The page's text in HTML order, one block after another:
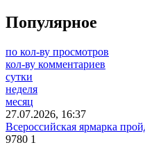
Популярное
по кол-ву просмотров
кол-ву комментариев
сутки
неделя
месяц
27.07.2026, 16:37
Всероссийская ярмарка
9780 1